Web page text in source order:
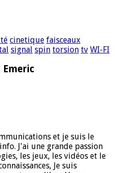
cinetique faisceaux
signal spin torsion tv WI-FI
Emeric
et je suis le
J'ai une grande passion
les jeux, les vidéos et le
Je suis